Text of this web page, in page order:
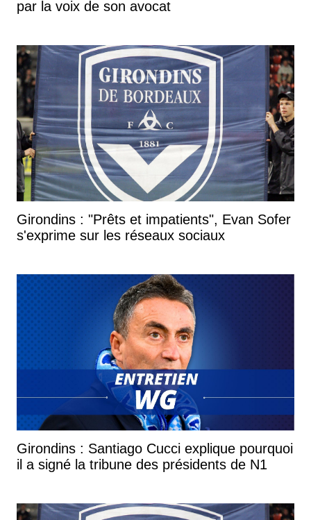
par la voix de son avocat
Girondins : "Prêts et impatients", Evan Sofer
s'exprime sur les réseaux sociaux
Girondins : Santiago Cucci explique pourquoi
il a signé la tribune des présidents de N1